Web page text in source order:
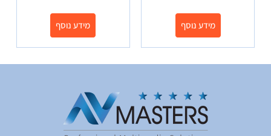
מידע נוסף מידע נוסף